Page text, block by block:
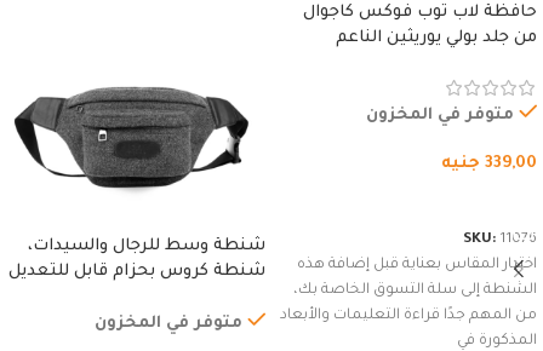
حافظة لاب توب فوكس كاجوال
من جلد بولي يوريثين الناعم
وسوستة.
متوفر في المخزون
339,00 جنيه
SKU: 11076
اختيار المقاس بعناية قبل إضافة هذه
الشنطة إلى سلة التسوق الخاصة بك،
من المهم جدًا قراءة التعليمات والأبعاد
المذكورة في
شنطة وسط للرجال والسيدات،
شنطة كروس بحزام قابل للتعديل
السفر، الجري العادي، المشي
متوفر في المخزون